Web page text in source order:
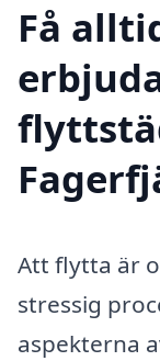
Få
Att flytta är
stressig
aspekterna